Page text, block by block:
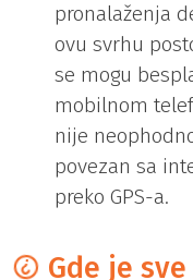
pronalaženja
ovu svrhu
se mogu
mobilnom
nije
povezan sa
preko GPS-a.
Gde je